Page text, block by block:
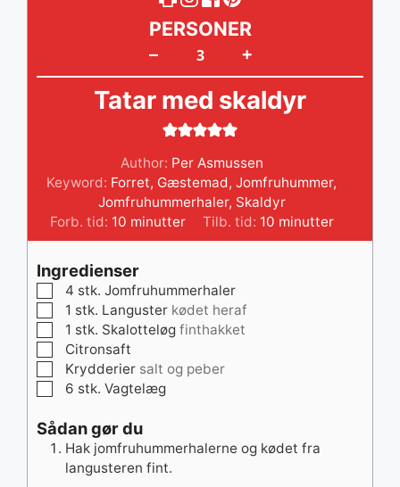
– +
PERSONER
Tatar med skaldyr
Author: Per Asmussen
Keyword: Forret, Gæstemad,Jomfruhummer,
Jomfruhummerhaler, Skaldyr
Forb. tid: 10 minutter
minutter Tilb. tid: 10minutter
minutter
Ingredienser
▢
4 stk. Jomfruhummerhaler
▢1 stk. Languster kødet heraf
▢1 stk. Skalotteløg finthakket
▢
Citronsaft
▢
Krydderier salt og peber
▢
6 stk. Vagtelæg
Sådan gør du
Hak jomfruhummerhalerne og kødet fra
langusteren fint.